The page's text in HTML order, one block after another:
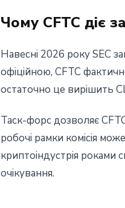
Чому CFTC діє
Навесні 2026 року SEC
офіційною, CFTC
остаточно це вирішить
Таск-форс дозволяє
робочі рамки комісія
криптоіндустрія роками
очікування.